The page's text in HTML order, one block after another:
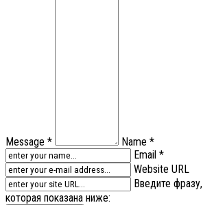
Message *
Name *
Email *
Website URL
Введите фразу,
которая показана ниже: